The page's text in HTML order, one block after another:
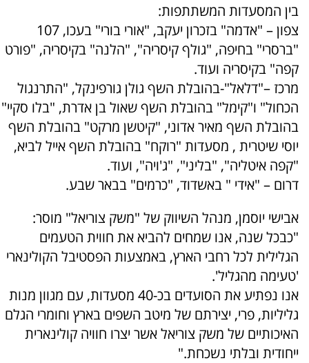
בין המסעדות המשתתפות:
צפון – "אדמה" בזכרון יעקב, "אורי בורי" בעכו, 107
"ברסרי" בחיפה, "גולף קיסריה", "הלנה" בקיסריה, "פורט
קפה" בקיסריה ועוד.
מרכז –"דלאל"-בהובלת השף גולן גורפינקל, "התרנגול
הכחול" ו"קימל" בהובלת השף שאול בן אדרת, "בלו סקיי"
בהובלת השף מאיר אדוני, "קיטשן מרקט" בהובלת השף
יוסי שיטרית , מסעדות "רוקח" בהובלת השף אייל לביא,
"קפה איטליה", "בליני", "ג'ויה", ועוד.
דרום – "אידי " באשדוד, "כרמים" בבאר שבע.
אבישי יוסמן, מנהל השיווק של "משק צוריאל" מוסר:
"כבכל שנה, אנו שמחים להביא את חווית הטעמים
הגלילית לכל רחבי הארץ, באמצעות הפסטיבל הקולינארי
'טעימה מהגליל'.
אנו נפתיע את הסועדים בכ-40 מסעדות, עם מגוון מנות
גליליות, פרי, יצירתם של מיטב השפים בארץ וחומרי הגלם
האיכותיים של משק צוריאל אשר יצרו חוויה קולינארית
ייחודית ובלתי נשכחת."